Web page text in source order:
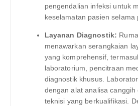
pengendalian infeksi untuk
keselamatan pasien selama
Layanan Diagnostik:
menawarkan serangkaian
yang komprehensif,
laboratorium, pencitraan
diagnostik khusus.
dengan alat analisa canggih
teknisi yang berkualifikasi.